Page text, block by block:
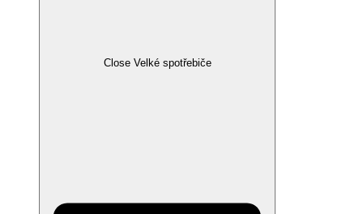
Close Velké spotřebiče